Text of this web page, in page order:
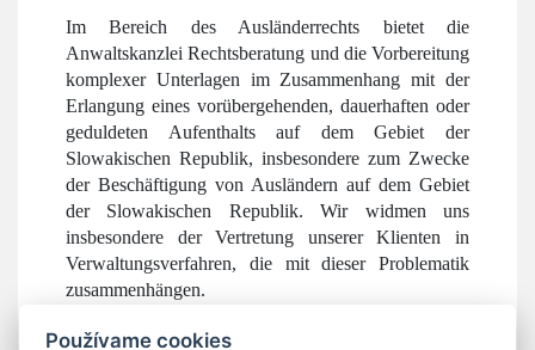
Im Bereich des Ausländerrechts bietet die
Anwaltskanzlei Rechtsberatung und die Vorbereitung
komplexer Unterlagen im Zusammenhang mit der
Erlangung eines vorübergehenden, dauerhaften oder
geduldeten Aufenthalts auf dem Gebiet der
Slowakischen Republik, insbesondere zum Zwecke
der Beschäftigung von Ausländern auf dem Gebiet
der Slowakischen Republik. Wir widmen uns
insbesondere der Vertretung unserer Klienten in
Verwaltungsverfahren, die mit dieser Problematik
zusammenhängen.
Používame cookies